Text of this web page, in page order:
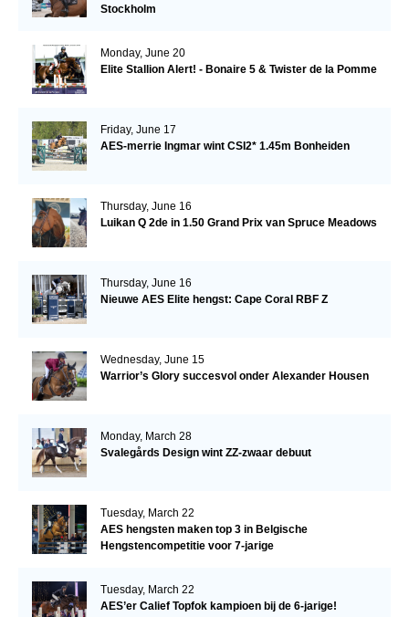
Stockholm
Monday, June 20
Elite Stallion Alert! - Bonaire 5 & Twister de la Pomme
Friday, June 17
AES-merrie Ingmar wint CSI2* 1.45m Bonheiden
Thursday, June 16
Luikan Q 2de in 1.50 Grand Prix van Spruce Meadows
Thursday, June 16
Nieuwe AES Elite hengst: Cape Coral RBF Z
Wednesday, June 15
Warrior’s Glory succesvol onder Alexander Housen
Monday, March 28
Svalegårds Design wint ZZ-zwaar debuut
Tuesday, March 22
AES hengsten maken top 3 in Belgische
Hengstencompetitie voor 7-jarige
Tuesday, March 22
AES’er Calief Topfok kampioen bij de 6-jarige!